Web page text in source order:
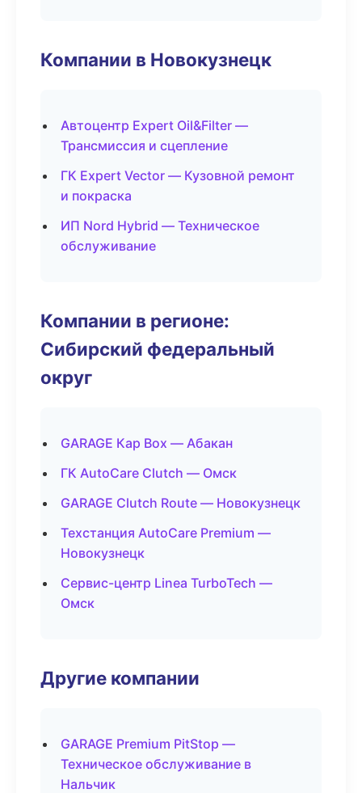
Компании в Новокузнецк
Автоцентр Expert Oil&Filter —
Трансмиссия и сцепление
ГК Expert Vector — Кузовной ремонт
и покраска
ИП Nord Hybrid — Техническое
обслуживание
Компании в регионе:
Сибирский федеральный
округ
GARAGE Кар Box — Абакан
ГК AutoCare Clutch — Омск
GARAGE Clutch Route — Новокузнецк
Техстанция AutoCare Premium —
Новокузнецк
Сервис-центр Linea TurboTech —
Омск
Другие компании
GARAGE Premium PitStop —
Техническое обслуживание в
Нальчик